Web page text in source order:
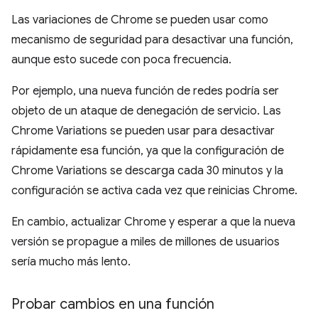
Las variaciones de Chrome se pueden usar como
mecanismo de seguridad para desactivar una función,
aunque esto sucede con poca frecuencia.
Por ejemplo, una nueva función de redes podría ser
objeto de un ataque de denegación de servicio. Las
Chrome Variations se pueden usar para desactivar
rápidamente esa función, ya que la configuración de
Chrome Variations se descarga cada 30 minutos y la
configuración se activa cada vez que reinicias Chrome.
En cambio, actualizar Chrome y esperar a que la nueva
versión se propague a miles de millones de usuarios
sería mucho más lento.
Probar cambios en una función